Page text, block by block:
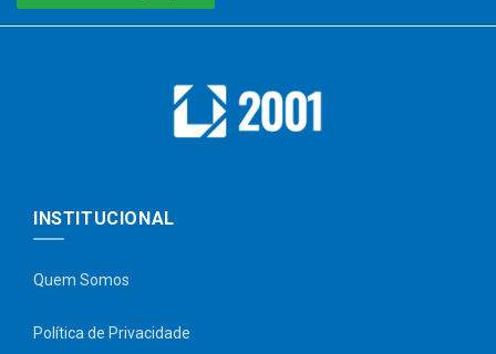
INSTITUCIONAL
Quem Somos
Política de Privacidade